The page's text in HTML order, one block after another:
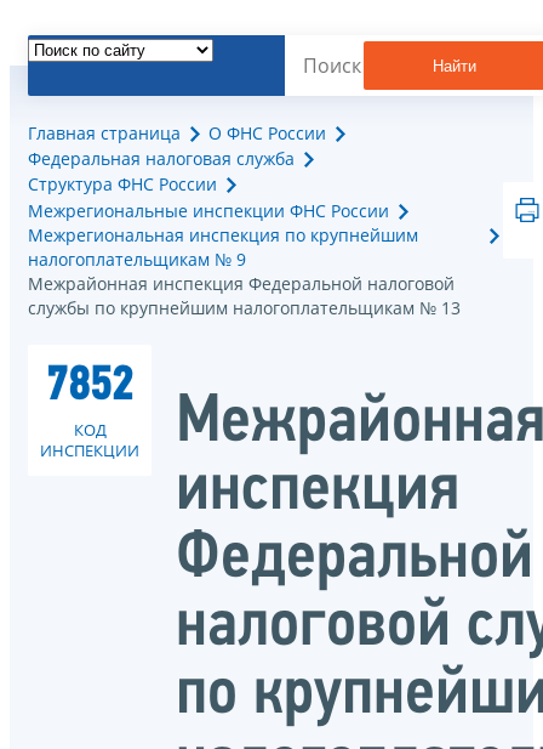
Найти
Главная страница
О ФНС России
Федеральная налоговая служба
Структура ФНС России
Межрегиональные инспекции ФНС России
Межрегиональная инспекция по крупнейшим
налогоплательщикам № 9
Межрайонная инспекция Федеральной налоговой
службы по крупнейшим налогоплательщикам № 13
7852
КОД
ИНСПЕКЦИИ
инспекция
Федеральной
налоговой
по